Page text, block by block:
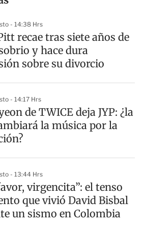
- 14:38 Hrs
recae tras siete años de
y hace dura
sobre su divorcio
- 14:17 Hrs
de TWICE deja JYP: ¿la
la música por la
- 13:44 Hrs
virgencita”: el tenso
que vivió David Bisbal
un sismo en Colombia